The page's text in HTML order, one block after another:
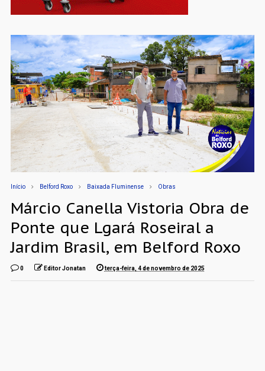
Início Belford Roxo Baixada Fluminense Obras
Márcio Canella Vistoria Obra de
Ponte que Lgará Roseiral a
Jardim Brasil, em Belford Roxo
0 Editor Jonatan terça-feira, 4 de novembro de 2025